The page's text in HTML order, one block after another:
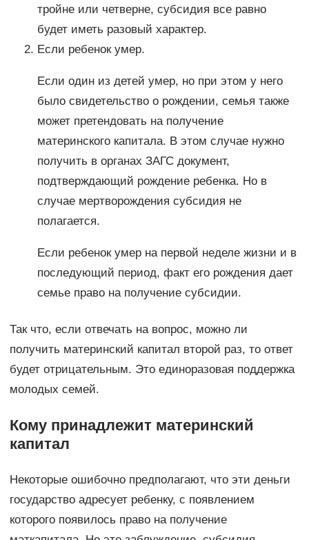
тройне или четверне, субсидия все равно
будет иметь разовый характер.
Если ребенок умер.
Если один из детей умер, но при этом у него
было свидетельство о рождении, семья также
может претендовать на получение
материнского капитала. В этом случае нужно
получить в органах ЗАГС документ,
подтверждающий рождение ребенка. Но в
случае мертворождения субсидия не
полагается.
Если ребенок умер на первой неделе жизни и в
последующий период, факт его рождения дает
семье право на получение субсидии.
Так что, если отвечать на вопрос, можно ли
получить материнский капитал второй раз, то ответ
будет отрицательным. Это единоразовая поддержка
молодых семей.
Кому принадлежит материнский
капитал
Некоторые ошибочно предполагают, что эти деньги
государство адресует ребенку, с появлением
которого появилось право на получение